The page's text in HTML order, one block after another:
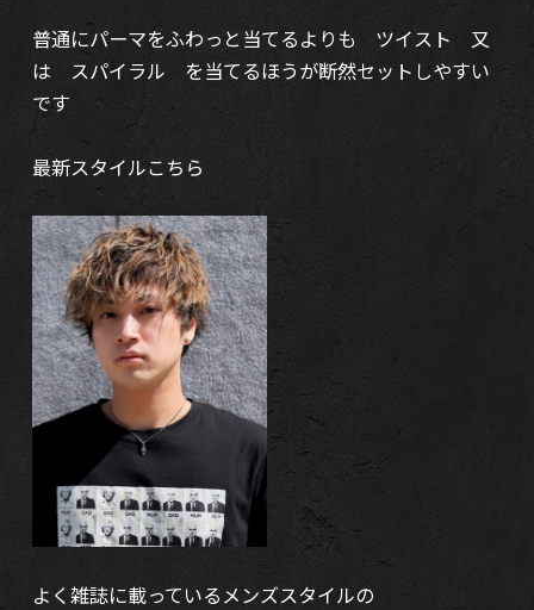
普通にパーマをふわっと当てるよりも ツイスト 又
は スパイラル を当てるほうが断然セットしやすい
です
最新スタイルこちら
よく雑誌に載っているメンズスタイルの